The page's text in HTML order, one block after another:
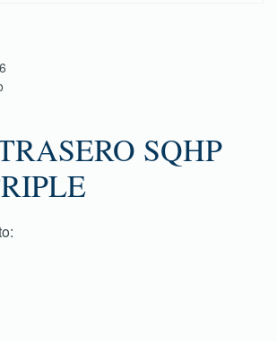
SQHP